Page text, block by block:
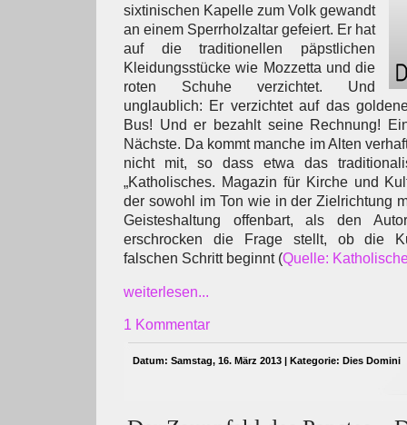
sixtinischen Kapelle zum Volk gewandt
an einem Sperrholzaltar gefeiert. Er hat
auf die traditionellen päpstlichen
Kleidungsstücke wie Mozzetta und die
roten Schuhe verzichtet. Und
unglaublich: Er verzichtet auf das
Bus! Und er bezahlt seine Rechnung!
Nächste. Da kommt manche im Alten
nicht mit, so dass etwa das
„Katholisches. Magazin für Kirche und
der sowohl im Ton wie in der Zielrichtung
Geisteshaltung offenbart, als den
erschrocken die Frage stellt, ob die
falschen Schritt beginnt (Quelle:
weiterlesen...
1 Kommentar
Datum: Samstag, 16. März 2013 | Kategorie: Dies Domini